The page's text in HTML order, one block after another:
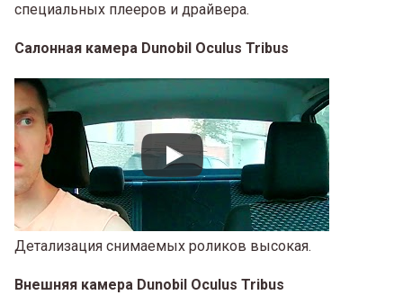
специальных плееров и драйвера.
Салонная камера Dunobil Oculus Tribus
Детализация снимаемых роликов высокая.
Внешняя камера Dunobil Oculus Tribus